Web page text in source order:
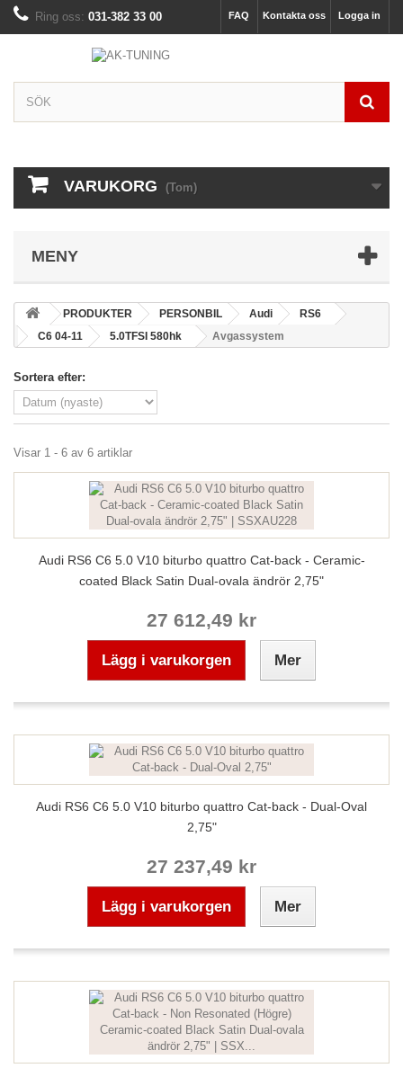
Logga in
Kontakta oss
FAQ
Ring oss: 031-382 33 00
VARUKORG (Tom)
MENY
PRODUKTER PERSONBIL Audi
RS6
C6 04-11
5.0TFSI 580hk Avgassystem
Sortera efter:
Visar 1 - 6 av 6 artiklar
Audi RS6 C6 5.0 V10 biturbo quattro Cat-back - Ceramic-
coated Black Satin Dual-ovala ändrör 2,75"
27 612,49 kr
Lägg i varukorgen Mer
Audi RS6 C6 5.0 V10 biturbo quattro Cat-back - Dual-Oval
2,75"
27 237,49 kr
Lägg i varukorgen Mer